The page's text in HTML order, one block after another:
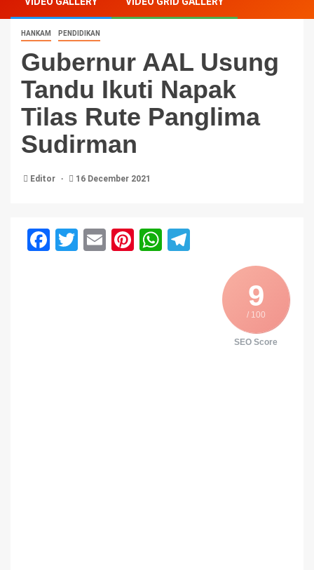
HANKAM PENDIDIKAN
Gubernur AAL Usung
Tandu Ikuti Napak
Tilas Rute Panglima
Sudirman
Editor 16 December 2021
Facebook
Twitter
EmailPinterest
WhatsApp
9
/ 100
SEO Score